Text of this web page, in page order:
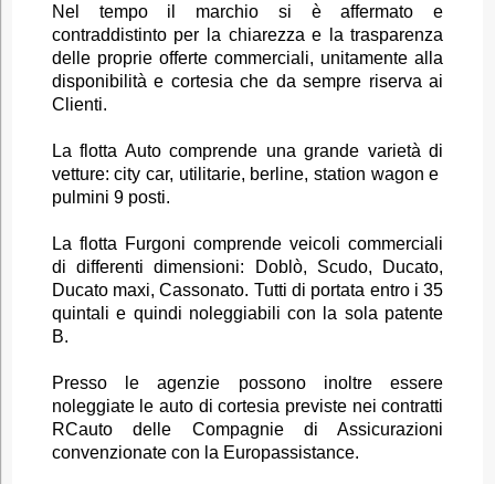
Nel tempo il marchio si è affermato e
contraddistinto per la chiarezza e la trasparenza
delle proprie offerte commerciali, unitamente alla
disponibilità e cortesia che da sempre riserva ai
Clienti.
La flotta Auto comprende una grande varietà di
vetture: city car, utilitarie, berline, station wagon e
pulmini 9 posti.
La flotta Furgoni comprende veicoli commerciali
di differenti dimensioni: Doblò, Scudo, Ducato,
Ducato maxi, Cassonato. Tutti di portata entro i 35
quintali e quindi noleggiabili con la sola patente
B.
Presso le agenzie possono inoltre essere
noleggiate le auto di cortesia previste nei contratti
RCauto delle Compagnie di Assicurazioni
convenzionate con la Europassistance.